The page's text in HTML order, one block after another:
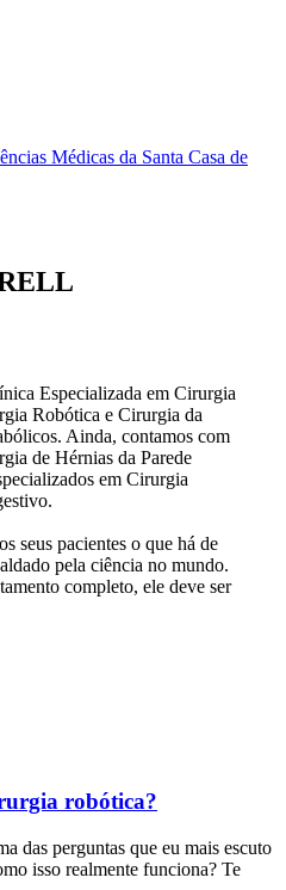
Médicas da Santa Casa de
Especializada em Cirurgia
Robótica e Cirurgia da
Ainda, contamos com
de Hérnias da Parede
em Cirurgia
seus pacientes o que há de
pela ciência no mundo.
completo, ele deve ser
robótica?
das perguntas que eu mais escuto
isso realmente funciona? Te